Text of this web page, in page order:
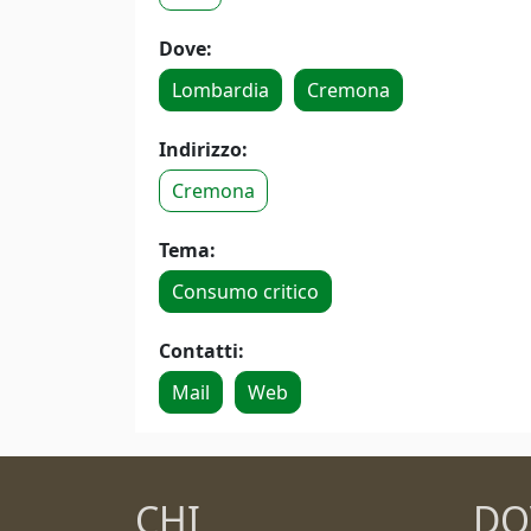
Dove:
Lombardia
Cremona
Indirizzo:
Cremona
Tema:
Consumo critico
Contatti:
Mail
Web
CHI